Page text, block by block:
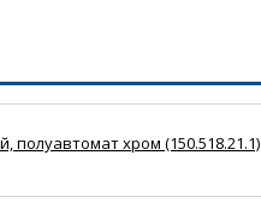
полуавтомат хром (150.518.21.1)